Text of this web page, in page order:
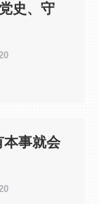
史、守
本事就会